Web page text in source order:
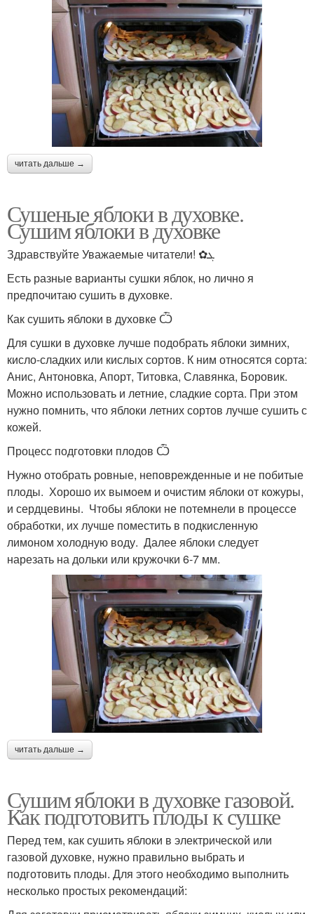
читать дальше →
Сушеные яблоки в духовке.
Сушим яблоки в духовке
Здравствуйте Уважаемые читатели! ✿ܓ
Есть разные варианты сушки яблок, но лично я
предпочитаю сушить в духовке.
Как сушить яблоки в духовке Ѽ
Для сушки в духовке лучше подобрать яблоки зимних,
кисло-сладких или кислых сортов. К ним относятся сорта:
Анис, Антоновка, Апорт, Титовка, Славянка, Боровик.
Можно использовать и летние, сладкие сорта. При этом
нужно помнить, что яблоки летних сортов лучше сушить с
кожей.
Процесс подготовки плодов Ѽ
Нужно отобрать ровные, неповрежденные и не побитые
плоды. Хорошо их вымоем и очистим яблоки от кожуры,
и сердцевины. Чтобы яблоки не потемнели в процессе
обработки, их лучше поместить в подкисленную
лимоном холодную воду. Далее яблоки следует
нарезать на дольки или кружочки 6-7 мм.
читать дальше →
Сушим яблоки в духовке газовой.
Как подготовить плоды к сушке
Перед тем, как сушить яблоки в электрической или
газовой духовке, нужно правильно выбрать и
подготовить плоды. Для этого необходимо выполнить
несколько простых рекомендаций: